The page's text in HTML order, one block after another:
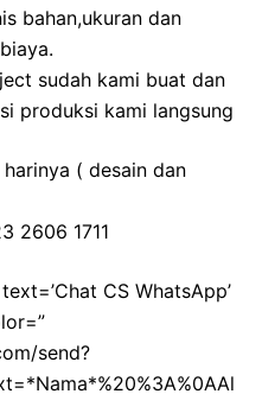
bahan,ukuran dan
sudah kami buat dan
produksi kami langsung
( desain dan
2606 1711
CS WhatsApp’
send?